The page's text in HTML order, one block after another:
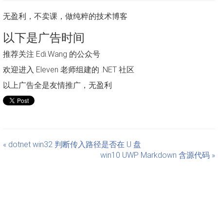
无盈利，不卖课，做纯粹的技术博客
以下是广告时间
推荐关注 Edi.Wang 的公众号
欢迎进入 Eleven 老师组建的 .NET 社区
以上广告全是友情推广，无盈利
« dotnet win32 判断传入路径是否在 U 盘
win10 UWP Markdown 含源代码 »